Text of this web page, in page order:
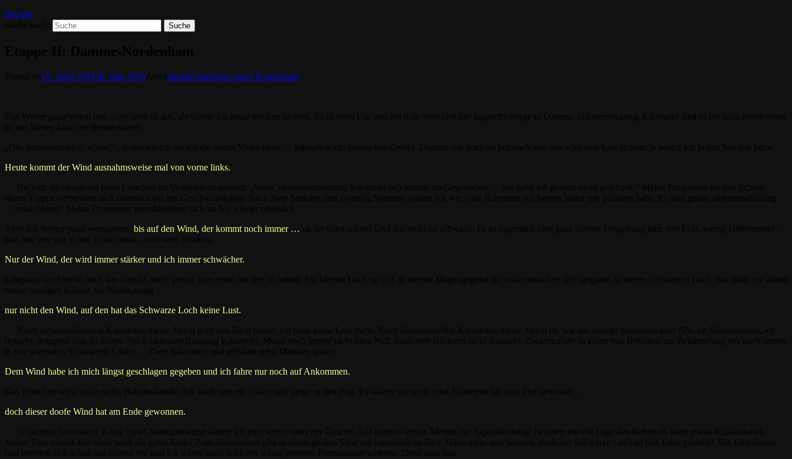
Suchen
15. April 201428. Mai 2016 miekeHinterlasse einen Kommentar
Heute kommt der Wind ausnahmsweise mal von vorne links.
bis auf den Wind, der kommt noch immer …
Nur der Wind, der wird immer stärker und ich immer schwächer.
nur nicht den Wind, auf den hat das Schwarze Loch keine Lust.
Dem Wind habe ich mich längst geschlagen gegeben und ich fahre nur noch auf Ankommen.
doch dieser doofe Wind hat am Ende gewonnen.